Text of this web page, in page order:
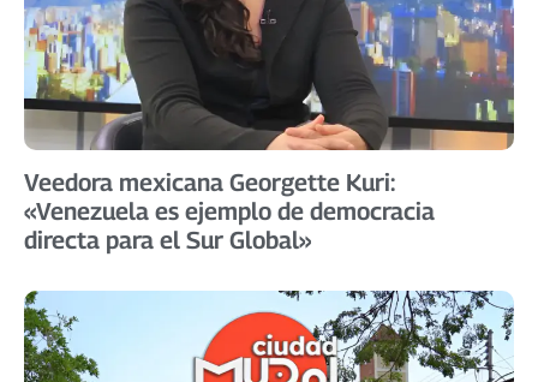
Veedora mexicana Georgette Kuri:
«Venezuela es ejemplo de democracia
directa para el Sur Global»